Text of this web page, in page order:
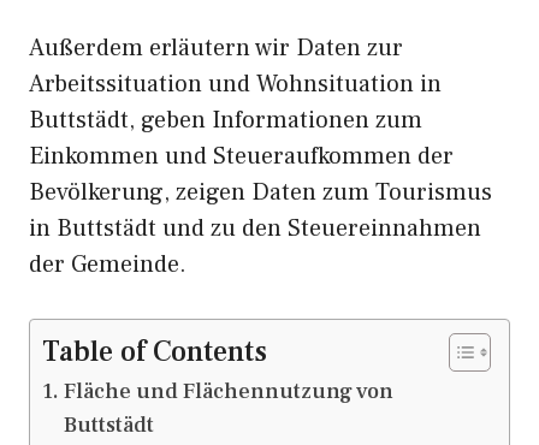
Außerdem erläutern wir Daten zur
Arbeitssituation und Wohnsituation in
Buttstädt, geben Informationen zum
Einkommen und Steueraufkommen der
Bevölkerung, zeigen Daten zum Tourismus
in Buttstädt und zu den Steuereinnahmen
der Gemeinde.
Table of Contents
Fläche und Flächennutzung von
Buttstädt